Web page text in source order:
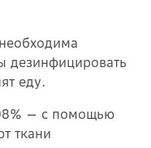
дезинфицировать
еду.
— с помощью
ткани